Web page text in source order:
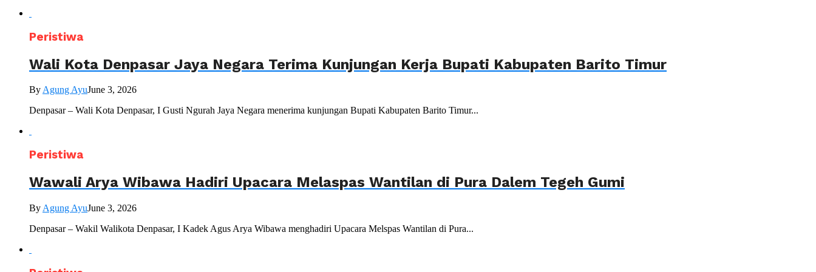
Peristiwa
Wali Kota Denpasar Jaya Negara Terima Kunjungan Kerja Bupati Kabupaten Barito Timur
ByAgung AyuJune 3, 2026
Denpasar – Wali Kota Denpasar, I Gusti Ngurah Jaya Negara menerima kunjungan Bupati Kabupaten Barito Timur...
Peristiwa
Wawali Arya Wibawa Hadiri Upacara Melaspas Wantilan di Pura Dalem Tegeh Gumi
By Agung AyuJune 3, 2026
Denpasar – Wakil Walikota Denpasar, I Kadek Agus Arya Wibawa menghadiri Upacara Melspas Wantilan di Pura...